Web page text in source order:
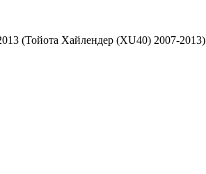
(Тойота Хайлендер (XU40) 2007-2013)